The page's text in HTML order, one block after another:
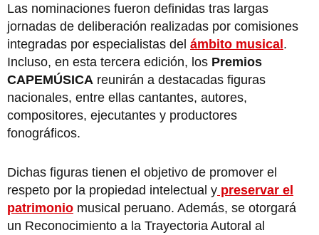
Las nominaciones fueron definidas tras largas
jornadas de deliberación realizadas por comisiones
integradas por especialistas del ámbito musical.
Incluso, en esta tercera edición, los Premios
CAPEMÚSICA reunirán a destacadas figuras
nacionales, entre ellas cantantes, autores,
compositores, ejecutantes y productores
fonográficos.
Dichas figuras tienen el objetivo de promover el
respeto por la propiedad intelectual y preservar el
patrimonio musical peruano. Además, se otorgará
un Reconocimiento a la Trayectoria Autoral al